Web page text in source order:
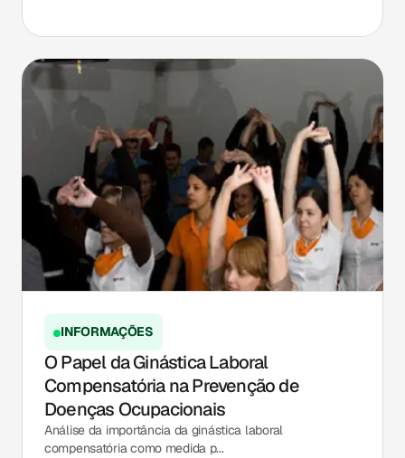
INFORMAÇÕES
O Papel da Ginástica Laboral
Compensatória na Prevenção de
Doenças Ocupacionais
Análise da importância da ginástica laboral
compensatória como medida p...